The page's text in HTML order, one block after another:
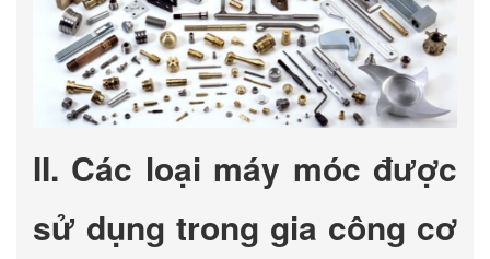
II. Các loại máy móc được
sử dụng trong gia công cơ